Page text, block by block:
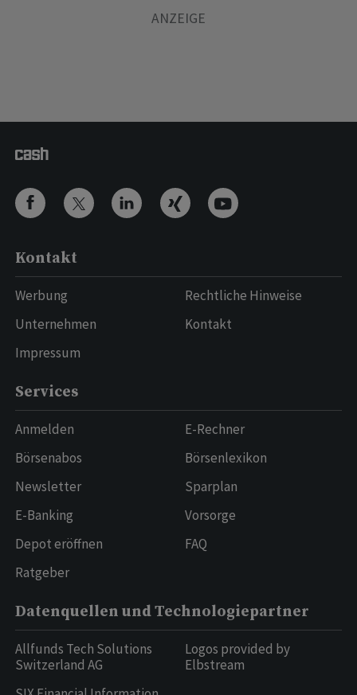
Kontakt
Werbung
Unternehmen
Impressum
Rechtliche Hinweise
Kontakt
Services
Anmelden
Börsenabos
Newsletter
E-Banking
Depot eröffnen
Ratgeber
E-Rechner
Börsenlexikon
Sparplan
Vorsorge
FAQ
Datenquellen und Technologiepartner
Allfunds Tech Solutions
Switzerland AG
Logos provided by
Elbstream